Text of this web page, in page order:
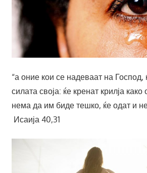
“а оние кои се надеваат на Господ,
силата своја: ќе кренат крилја како
нема да им биде тешко, ќе одат и
Исаија 40,31